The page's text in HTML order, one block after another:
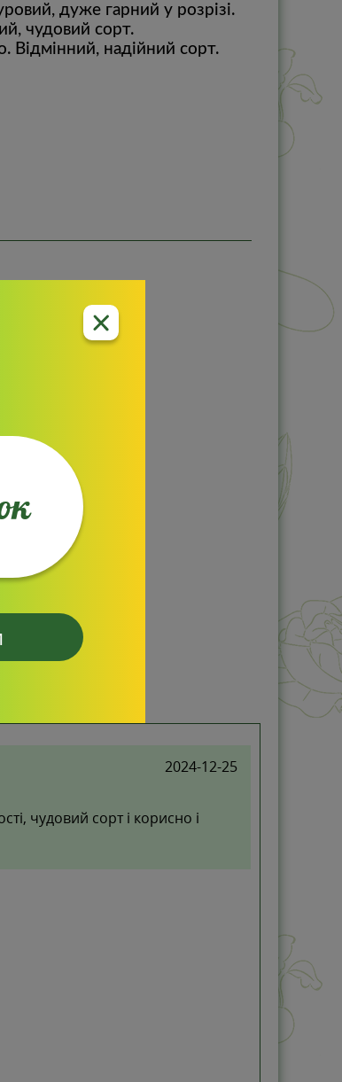
дуже гарний у розрізі.
чудовий сорт.
Відмінний, надійний сорт.
2024-12-25
чудовий сорт і корисно і